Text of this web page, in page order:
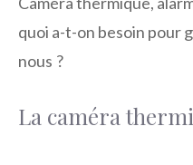
quoi a-t-on besoin pour
nous ?
La caméra